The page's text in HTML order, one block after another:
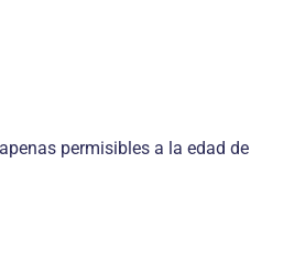
permisibles a la edad de